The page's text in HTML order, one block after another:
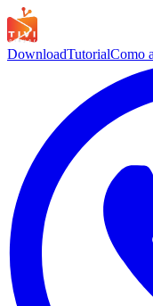
DownloadTutorialComo